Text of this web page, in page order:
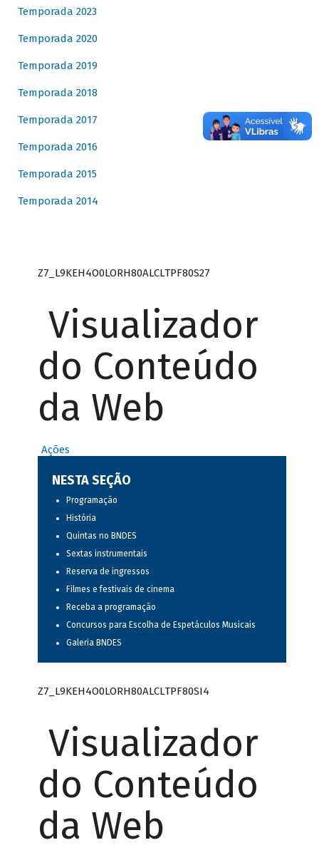
Temporada 2023
Temporada 2020
Temporada 2019
Temporada 2018
Temporada 2017
Temporada 2016
Temporada 2015
Temporada 2014
Z7_L9KEH4O0LORH80ALCLTPF80S27
Visualizador
do Conteúdo
da Web
Ações
NESTA SEÇÃO
Programação
História
Quintas no BNDES
Sextas instrumentais
Reserva de ingressos
Filmes e festivais de cinema
Receba a programação
Concursos para Escolha de Espetáculos Musicais
Galeria BNDES
Z7_L9KEH4O0LORH80ALCLTPF80SI4
Visualizador
do Conteúdo
da Web